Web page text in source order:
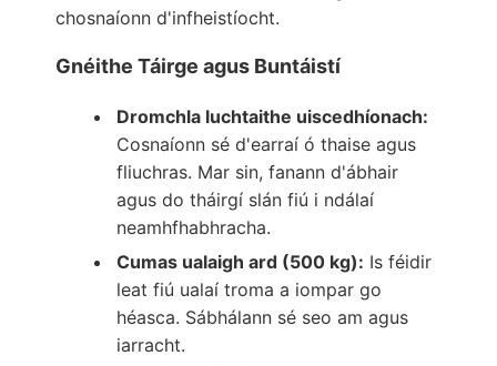
chosnaíonn d'infheistíocht.
Gnéithe Táirge agus Buntáistí
Dromchla luchtaithe uiscedhíonach:
Cosnaíonn sé d'earraí ó thaise agus
fliuchras. Mar sin, fanann d'ábhair
agus do tháirgí slán fiú i ndálaí
neamhfhabhracha.
Cumas ualaigh ard (500 kg): Is féidir
leat fiú ualaí troma a iompar go
héasca. Sábhálann sé seo am agus
iarracht.